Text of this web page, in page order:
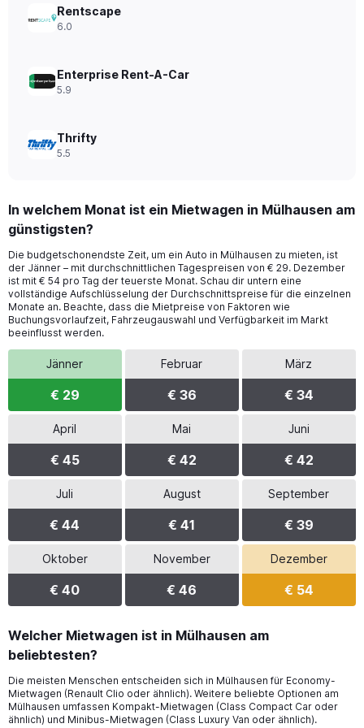
to
Rentscape
6.0
Enterprise Rent-A-Car
5.9
Thrifty
5.5
In welchem Monat ist ein Mietwagen in Mülhausen am
günstigsten?
Die budgetschonendste Zeit, um ein Auto in Mülhausen zu mieten, ist
der Jänner – mit durchschnittlichen Tagespreisen von € 29. Dezember
ist mit € 54 pro Tag der teuerste Monat. Schau dir untern eine
vollständige Aufschlüsselung der Durchschnittspreise für die einzelnen
Monate an. Beachte, dass die Mietpreise von Faktoren wie
Buchungsvorlaufzeit, Fahrzeugauswahl und Verfügbarkeit im Markt
beeinflusst werden.
Jänner
€ 29
Februar
€ 36
März
€ 34
April
€ 45
Mai
€ 42
Juni
€ 42
Juli
€ 44
August
€ 41
September
€ 39
Oktober
€ 40
November
€ 46
Dezember
€ 54
Welcher Mietwagen ist in Mülhausen am
beliebtesten?
Die meisten Menschen entscheiden sich in Mülhausen für Economy-
Mietwagen (Renault Clio oder ähnlich). Weitere beliebte Optionen am
Mülhausen umfassen Kompakt-Mietwagen (Class Compact Car oder
ähnlich) und Minibus-Mietwagen (Class Luxury Van oder ähnlich).